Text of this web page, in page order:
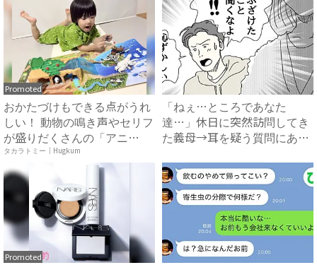
Promoted
おかたづけもできる点がうれ
しい！ 動物の鳴き声やセリフ
が盛りだくさんの「アニ
ア ...
タカラトミー｜Hugkum
「ねぇ…ところであなた
達…」休日に突然訪問してき
た義母→耳を疑う質問にあ
Promoted